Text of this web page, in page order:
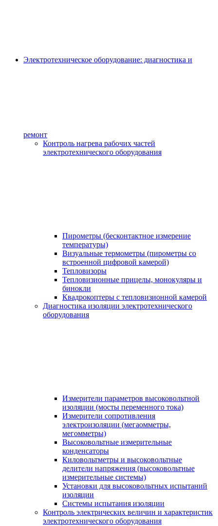
Электротехническое оборудование: диагностика и
ремонт
Контроль нагрева рабочих частей
электротехнического оборудования
Пирометры (бесконтактное измерение
температуры)
Визуальные термометры (пирометры со
встроенной цифровой камерой)
Тепловизоры
Тепловизионные прицелы, монокуляры и
бинокли
Квадрокоптеры с тепловизионной камерой
Диагностика изоляции электротехнического
оборудования
Измерители параметров высоковольтной
изоляции (мосты переменного тока)
Измерители сопротивления
электроизоляции (мегаомметры,
мегомметры)
Высоковольтные измерительные
конденсаторы
Киловольтметры и высоковольтные
делители напряжения (высоковольтные
измерительные системы)
Установки для высоковольтных испытаний
изоляции
Системы испытания изоляции
Контроль электрических величин и характеристик
электротехнического оборудования